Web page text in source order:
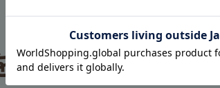
た人は、この